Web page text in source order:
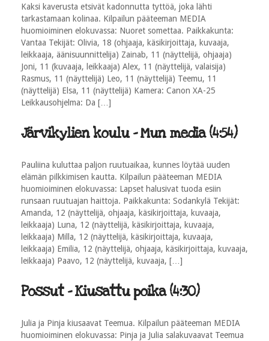
Kaksi kaverusta etsivät kadonnutta tyttöä, joka lähti
tarkastamaan kolinaa. Kilpailun pääteeman MEDIA
huomioiminen elokuvassa: Nuoret somettaa. Paikkakunta:
Vantaa Tekijät: Olivia, 18 (ohjaaja, käsikirjoittaja, kuvaaja,
leikkaaja, äänisuunnittelija) Zainab, 11 (näyttelijä, ohjaaja)
Joni, 11 (kuvaaja, leikkaaja) Alex, 11 (näyttelijä, valaisija)
Rasmus, 11 (näyttelijä) Leo, 11 (näyttelijä) Teemu, 11
(näyttelijä) Elsa, 11 (näyttelijä) Kamera: Canon XA-25
Leikkausohjelma: Da […]
Järvikylien koulu - Mun media (4:54)
Pauliina kuluttaa paljon ruutuaikaa, kunnes löytää uuden
elämän pilkkimisen kautta. Kilpailun pääteeman MEDIA
huomioiminen elokuvassa: Lapset halusivat tuoda esiin
runsaan ruutuajan haittoja. Paikkakunta: Sodankylä Tekijät:
Amanda, 12 (näyttelijä, ohjaaja, käsikirjoittaja, kuvaaja,
leikkaaja) Luna, 12 (näyttelijä, käsikirjoittaja, kuvaaja,
leikkaaja) Milla, 12 (näyttelijä, käsikirjoittaja, kuvaaja,
leikkaaja) Emilia, 12 (näyttelijä, ohjaaja, käsikirjoittaja, kuvaaja,
leikkaaja) Paavo, 12 (näyttelijä, kuvaaja, […]
Possut - Kiusattu poika (4:30)
Julia ja Pinja kiusaavat Teemua. Kilpailun pääteeman MEDIA
huomioiminen elokuvassa: Pinja ja Julia salakuvaavat Teemua